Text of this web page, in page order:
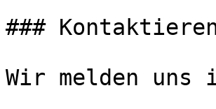
###
Wir melden uns